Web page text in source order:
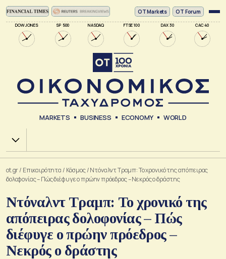
DOW JONES SP 500 NASDAQ FTSE 100 DAX 30 CAC 40
ΟΤ Markets OT Forum
MARKETS BUSINESS ECONOMY WORLD
Χ.Α.
ot.gr/ Επικαιρότητα / Κόσμος/Ντόναλντ Τραμπ: Το χρονικό της απόπειρας
δολοφονίας – Πώς διέφυγε ο πρώην πρόεδρος – Νεκρός ο δράστης
Ντόναλντ Τραμπ: Το χρονικό της
απόπειρας δολοφονίας – Πώς
διέφυγε ο πρώην πρόεδρος –
Νεκρός ο δράστης